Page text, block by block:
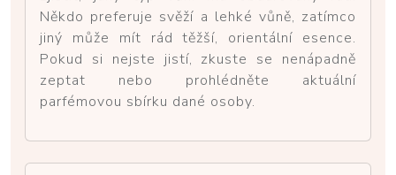
Někdo preferuje svěží a lehké vůně, zatímco
jiný může mít rád těžší, orientální esence.
Pokud si nejste jistí, zkuste se nenápadně
zeptat nebo prohlédněte aktuální
parfémovou sbírku dané osoby.